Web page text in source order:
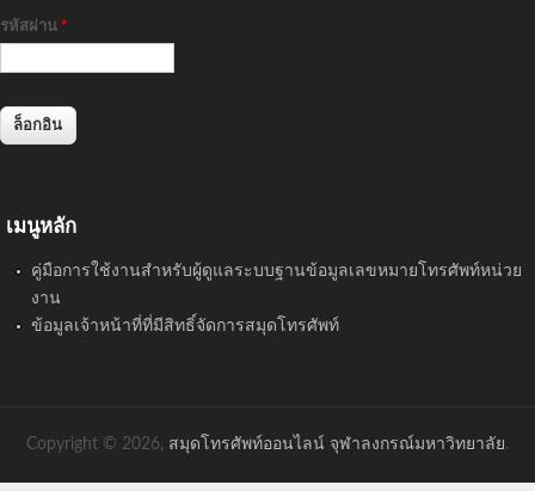
รหัสผ่าน *
เมนูหลัก
คู่มือการใช้งานสำหรับผู้ดูแลระบบฐานข้อมูลเลขหมายโทรศัพท์หน่วย
งาน
ข้อมูลเจ้าหน้าที่ที่มีสิทธิ์จัดการสมุดโทรศัพท์
Copyright © 2026, สมุดโทรศัพท์ออนไลน์ จุฬาลงกรณ์มหาวิทยาลัย.